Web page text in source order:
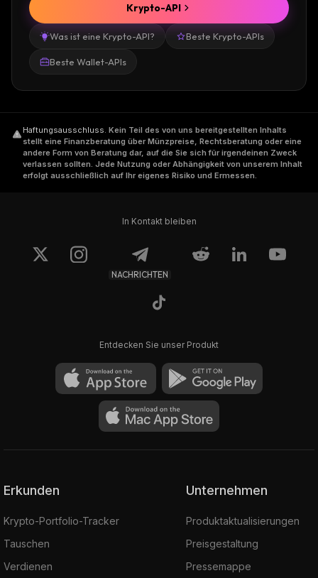
Was ist eine Krypto-API? Beste Krypto-APIs
Beste Wallet-APIs
Krypto-API
Haftungsausschluss. Kein Teil des von uns bereitgestellten Inhalts
stellt eine Finanzberatung über Münzpreise, Rechtsberatung oder eine
andere Form von Beratung dar, auf die Sie sich für irgendeinen Zweck
verlassen sollten. Jede Nutzung oder Abhängigkeit von unserem Inhalt
erfolgt ausschließlich auf Ihr eigenes Risiko und Ermessen.
In Kontakt bleiben
NACHRICHTEN
Entdecken Sie unser Produkt
Erkunden
Krypto-Portfolio-Tracker
Tauschen
Verdienen
Unternehmen
Produktaktualisierungen
Preisgestaltung
Pressemappe